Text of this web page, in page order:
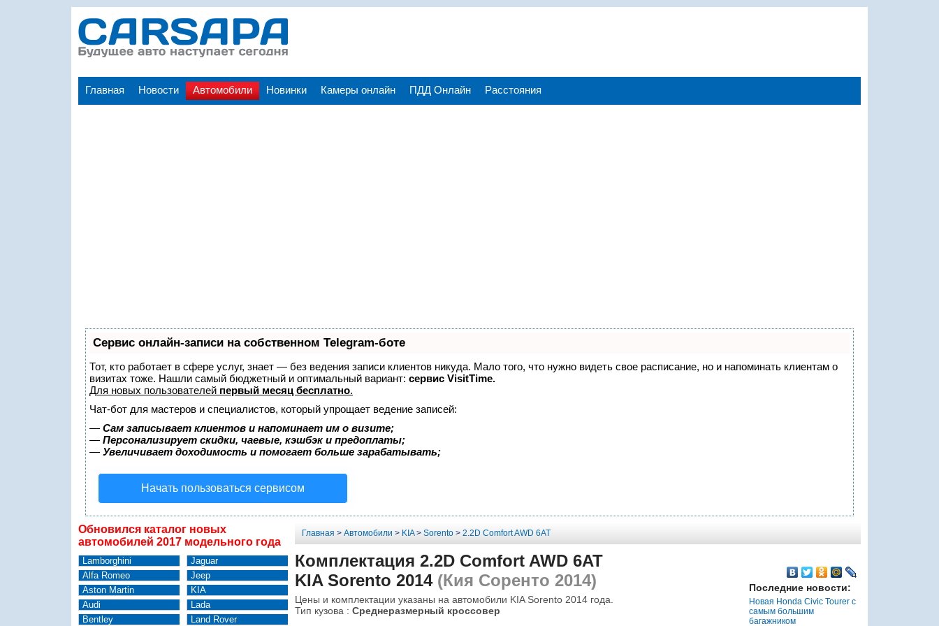
Главная Новости Автомобили Новинки Камеры онлайн ПДД Онлайн Расстояния
Сервис онлайн-записи на собственном Telegram-боте
Тот, кто работает в сфере услуг, знает — без ведения записи клиентов никуда. Мало того, что нужно видеть свое расписание, но и напоминать клиентам о
визитах тоже. Нашли самый бюджетный и оптимальный вариант: сервис VisitTime.
Для новых пользователей первый месяц бесплатно.
Чат-бот для мастеров и специалистов, который упрощает ведение записей:
— Сам записывает клиентов и напоминает им о визите;
— Персонализирует скидки, чаевые, кэшбэк и предоплаты;
— Увеличивает доходимость и помогает больше зарабатывать;
Начать пользоваться сервисом
Обновился каталог новых
автомобилей 2017 модельного года
Lamborghini
Alfa Romeo
Aston Martin
Audi
Bentley
Jaguar
Jeep
KIA
Lada
Land Rover
Главная > Автомобили > KIA> Sorento> 2.2D Comfort AWD 6AT
Комплектация 2.2D Comfort AWD 6AT
KIA Sorento 2014(Кия Соренто 2014)
Цены и комплектации указаны на автомобили KIA Sorento 2014 года.
Тип кузова : Среднеразмерный кроссовер
Последние новости:
Новая Honda Civic Tourer с
самым большим
багажником